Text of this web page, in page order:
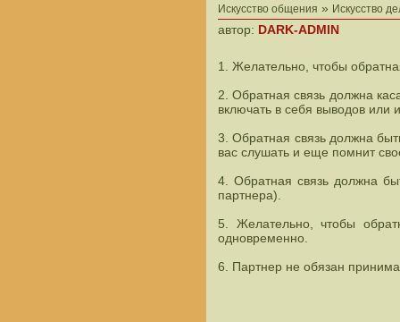
Искусство общения » Искусство
автор: DARK-ADMIN
1. Желательно, чтобы
2. Обратная связь должна
включать в себя выводов или
3. Обратная связь должна
вас слушать и еще помнит
4. Обратная связь должна
партнера).
5. Желательно, чтобы
одновременно.
6. Партнер не обязан